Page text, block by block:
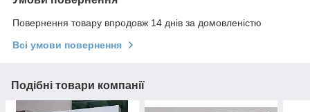
Повернення товару впродовж 14 днів за домовленістю
Всі умови повернення
Подібні товари компанії